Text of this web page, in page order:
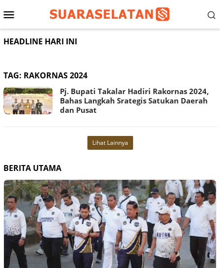
ke
Menu
Mobile
HEADLINE HARI INI
TAG: RAKORNAS 2024
Pj. Bupati Takalar Hadiri Rakornas 2024,
Bahas Langkah Srategis Satukan Daerah
dan Pusat
Lihat Lainnya
BERITA UTAMA